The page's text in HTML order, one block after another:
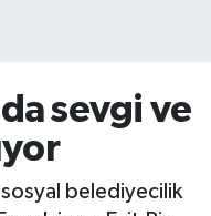
sevgi ve
belediyecilik
Fikstür